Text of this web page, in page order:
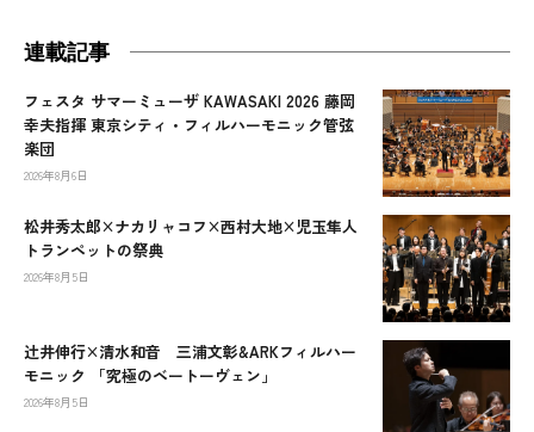
連載記事
フェスタ サマーミューザ KAWASAKI 2026 藤岡
幸夫指揮 東京シティ・フィルハーモニック管弦
楽団
2026年8月6日
松井秀太郎×ナカリャコフ×西村大地×児玉隼人
トランペットの祭典
2026年8月5日
辻󠄀井伸行×清水和音 三浦文彰&ARKフィルハー
モニック 「究極のベートーヴェン」
2026年8月5日